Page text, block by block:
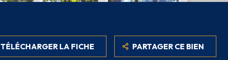
TÉLÉCHARGER LA FICHE PARTAGER CE BIEN